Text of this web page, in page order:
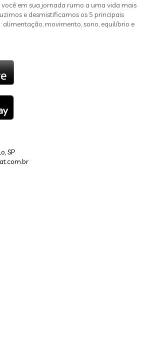
em sua jornada rumo a uma vida mais
e desmistificamos os 5 principais
alimentação, movimento, sono, equilíbrio e
SP